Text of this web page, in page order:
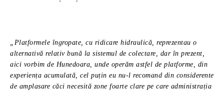
„Platformele îngropate, cu ridicare hidraulică, reprezentau o
alternativă relativ bună la sistemul de colectare, dar în prezent,
aici vorbim de Hunedoara, unde operăm astfel de platforme, din
experiența acumulată, cel puțin eu nu-l recomand din considerente
de amplasare căci necesită zone foarte clare pe care administrația